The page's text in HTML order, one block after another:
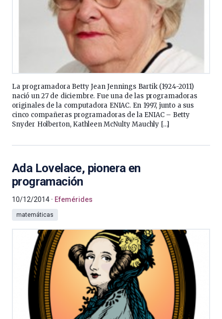
La programadora Betty Jean Jennings Bartik (1924-2011)
nació un 27 de diciembre. Fue una de las programadoras
originales de la computadora ENIAC. En 1997, junto a sus
cinco compañeras programadoras de la ENIAC – Betty
Snyder Holberton, Kathleen McNulty Mauchly […]
Ada Lovelace, pionera en
programación
10/12/2014 Efemérides
matemáticas